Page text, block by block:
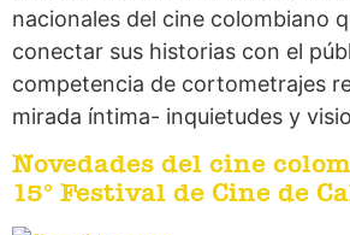
nacionales del cine colombiano
conectar sus historias con el
competencia de cortometrajes
mirada íntima- inquietudes y
Novedades del cine
15° Festival de Cine de